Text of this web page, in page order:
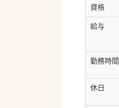
資格
給与
勤務時間
休日